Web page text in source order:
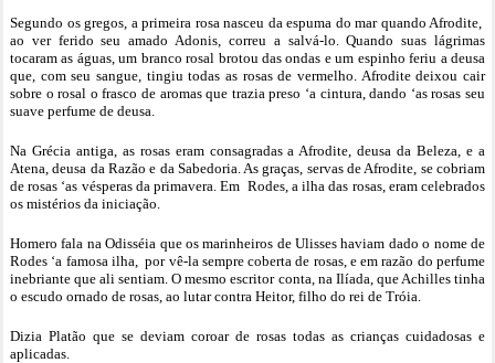
Segundo os gregos, a primeira rosa nasceu da espuma do mar quando Afrodite,
ao ver ferido seu amado Adonis, correu a salvá-lo. Quando suas lágrimas
tocaram as águas, um branco rosal brotou das ondas e um espinho feriu a deusa
que, com seu sangue, tingiu todas as rosas de vermelho. Afrodite deixou cair
sobre o rosal o frasco de aromas que trazia preso ‘a cintura, dando ‘as rosas seu
suave perfume de deusa.
Na Grécia antiga, as rosas eram consagradas a Afrodite, deusa da Beleza, e a
Atena, deusa da Razão e da Sabedoria. As graças, servas de Afrodite, se cobriam
de rosas ‘as vésperas da primavera. Em Rodes, a ilha das rosas, eram celebrados
os mistérios da iniciação.
Homero fala na Odisséia que os marinheiros de Ulisses haviam dado o nome de
Rodes ‘a famosa ilha, por vê-la sempre coberta de rosas, e em razão do perfume
inebriante que ali sentiam. O mesmo escritor conta, na Ilíada, que Achilles tinha
o escudo ornado de rosas, ao lutar contra Heitor, filho do rei de Tróia.
Dizia Platão que se deviam coroar de rosas todas as crianças cuidadosas e
aplicadas.